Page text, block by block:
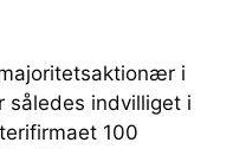
i
således indvilliget i
100